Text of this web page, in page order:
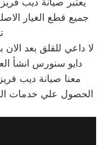
جميع قطع الغيار
لا داعي للقلق بعد
دايو سنورس انشأ
معنا صيانة ديب
الحصول علي خدمات